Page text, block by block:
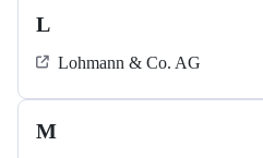
L
Lohmann & Co. AG
M